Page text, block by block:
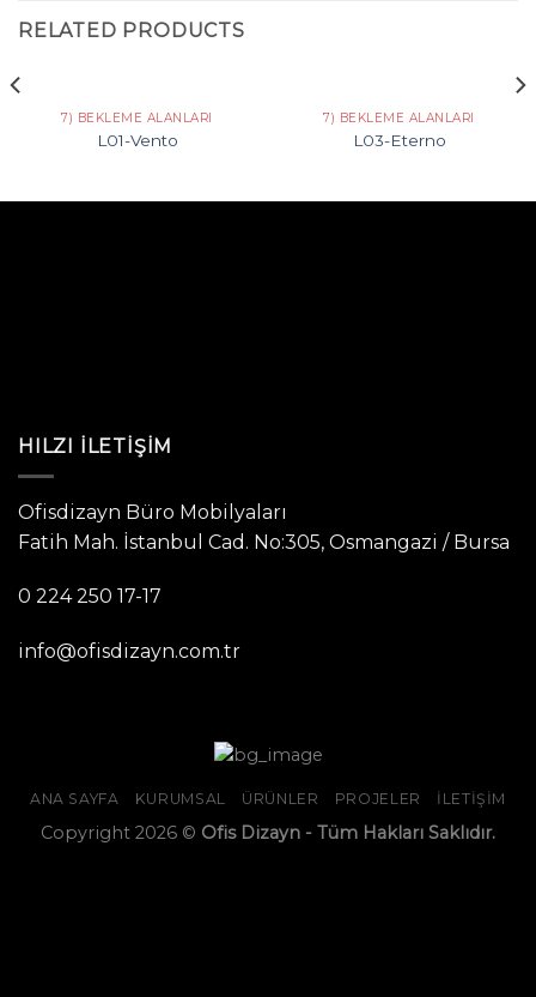
RELATED PRODUCTS
7) BEKLEME ALANLARI
L01-Vento
7) BEKLEME ALANLARI
L03-Eterno
HILZI İLETIŞIM
Ofisdizayn Büro Mobilyaları
Fatih Mah. İstanbul Cad. No:305, Osmangazi / Bursa
0 224 250 17-17
info@ofisdizayn.com.tr
ANA SAYFA KURUMSAL ÜRÜNLER PROJELER İLETIŞIM
Copyright 2026 © Ofis Dizayn - Tüm Hakları Saklıdır.